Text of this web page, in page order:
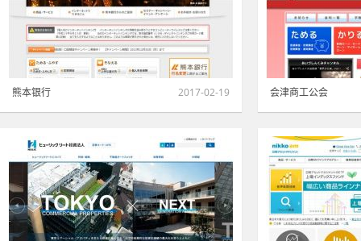
熊本银行 2017-02-19 会津商工公会
金融·证券·保险|蓝色 1359 金融·证券·保险|